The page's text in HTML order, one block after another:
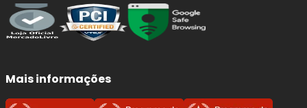
ATEXTAR é uma marca global especializada em
tecnologia de frenagem premium
conforto
em diferentes aplicações da frota leve.
Para quem busca uma reposição confiável noBMW 740
Mais informações